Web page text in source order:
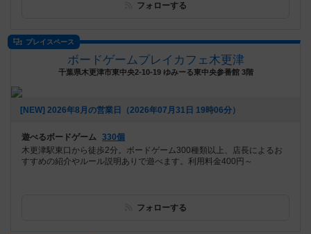
フォローする
プレイスペース
ボードゲームプレイカフェ木更津
千葉県木更津市東中央2-10-19 ゆみーる東中央参番館 3階
[NEW] 2026年8月の営業日（2026年07月31日 19時06分）
遊べるボードゲーム 330個
木更津駅東口から徒歩2分。ボードゲーム300種類以上、店長によるお
すすめの紹介やルール説明ありで遊べます。利用料金400円～
フォローする